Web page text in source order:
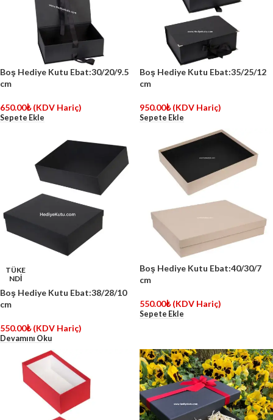
Boş Hediye Kutu Ebat:30/20/9.5
cm
650.00₺ (KDV Hariç)
Sepete Ekle
Boş Hediye Kutu Ebat:35/25/12
cm
950.00₺ (KDV Hariç)
Sepete Ekle
TÜKE
NDİ
Boş Hediye Kutu Ebat:38/28/10
cm
550.00₺ (KDV Hariç)
Devamını Oku
Boş Hediye Kutu Ebat:40/30/7
cm
550.00₺ (KDV Hariç)
Sepete Ekle